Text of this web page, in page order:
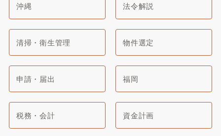
沖縄 法令解説
清掃・衛生管理 物件選定
申請・届出 福岡
税務・会計 資金計画